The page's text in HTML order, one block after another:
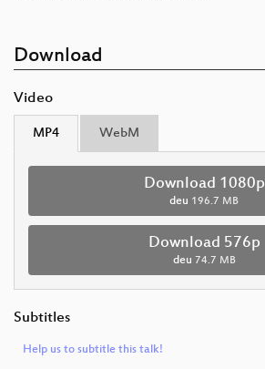
Download
Video
MP4 WebM
Download 1080p
deu 196.7 MB
Download 576p
deu 74.7 MB
Subtitles
Help us to subtitle this talk!